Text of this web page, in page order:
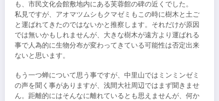
も、市民文化会館敷地内にある芙蓉館の碑の近くでした。
私見ですが、アオマツムシもクマゼミもこの時に樹木と土ご
と運ばれてきたのではないかと推察します。それだけが原因
では無いかもしれませんが、大きな樹木が遠方より運ばれる
事で人為的に生物分布が変わってきている可能性は否定出来
ないと思います。
もう一つ蝉について思う事ですが、中里山ではミンミンゼミ
の声を聞く事がありますが、浅間大社周辺ではまず聞きませ
ん。距離的にはそんなに離れているとも思えませんが、何か